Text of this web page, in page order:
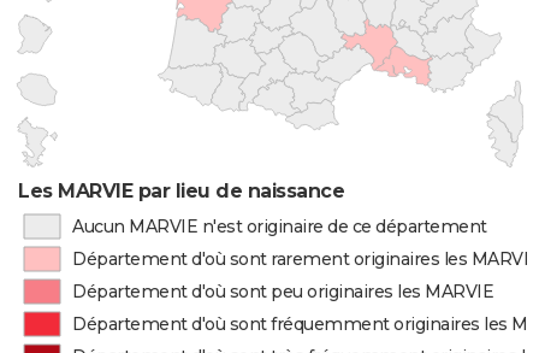
Les MARVIE par lieu de naissance
Aucun MARVIE n'est originaire de ce département
Département d'où sont rarement originaires les MARVIE
Département d'où sont peu originaires les MARVIE
Département d'où sont fréquemment originaires les